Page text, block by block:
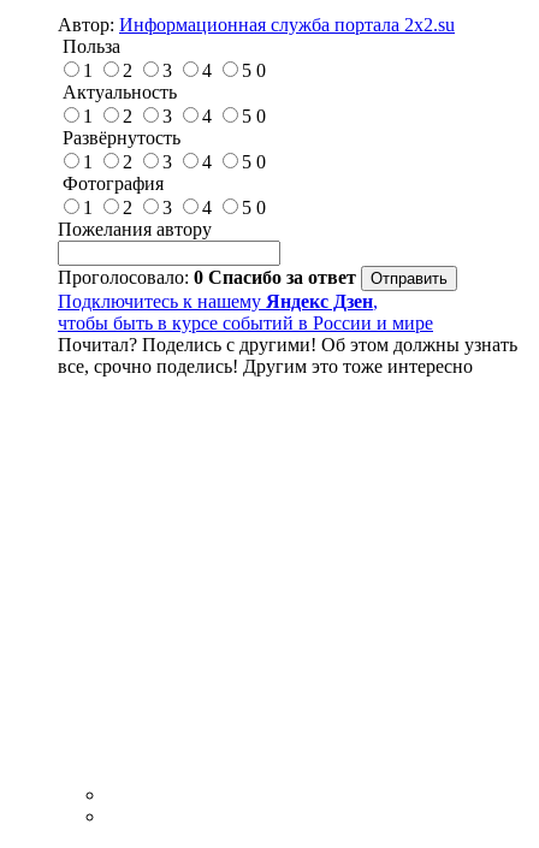
Автор: Информационная служба портала 2x2.su
Польза
1
2 3 4 5 0
Актуальность
1
2 3 4 5 0
Развёрнутость
1
2 3 4 5 0
Фотография
1
2 3 4 5 0
Пожелания автору
Проголосовало: 0 Спасибо за ответ
Подключитесь к нашему Яндекс Дзен,
чтобы быть в курсе событий в России и мире
Почитал? Поделись с другими! Об этом должны узнать
все, срочно поделись! Другим это тоже интересно